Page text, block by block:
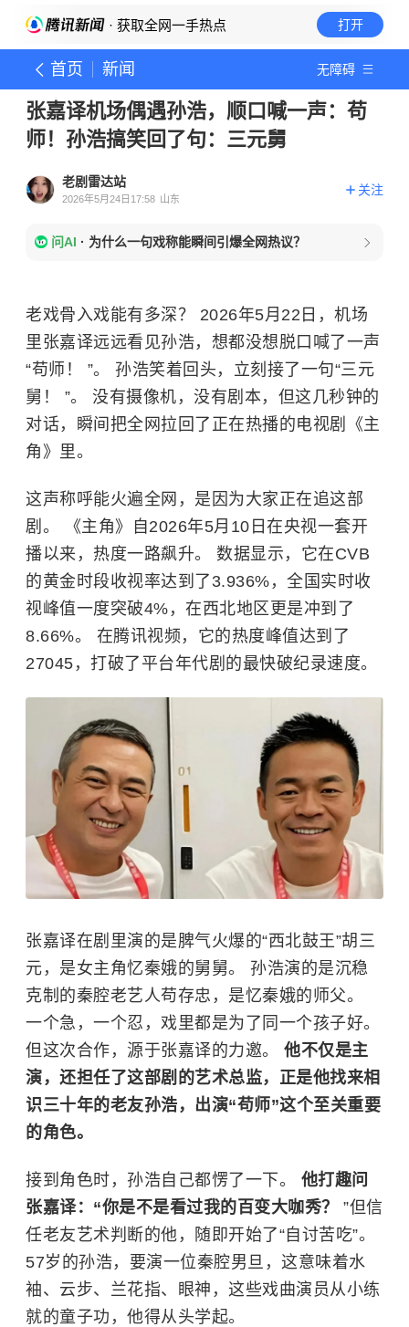
· 获取全网一手热点 打开
首页 新闻 无障碍
张嘉译机场偶遇孙浩，顺口喊一声：苟
师！孙浩搞笑回了句：三元舅
老剧雷达站
2026年5月24日17:58 山东
关注
问AI · 为什么一句戏称能瞬间引爆全网热议？
老戏骨入戏能有多深？ 2026年5月22日，机场
里张嘉译远远看见孙浩，想都没想脱口喊了一声
“苟师！ ”。 孙浩笑着回头，立刻接了一句“三元
舅！ ”。 没有摄像机，没有剧本，但这几秒钟的
对话，瞬间把全网拉回了正在热播的电视剧《主
角》里。
这声称呼能火遍全网，是因为大家正在追这部
剧。 《主角》自2026年5月10日在央视一套开
播以来，热度一路飙升。 数据显示，它在CVB
的黄金时段收视率达到了3.936%，全国实时收
视峰值一度突破4%，在西北地区更是冲到了
8.66%。 在腾讯视频，它的热度峰值达到了
27045，打破了平台年代剧的最快破纪录速度。
张嘉译在剧里演的是脾气火爆的“西北鼓王”胡三
元，是女主角忆秦娥的舅舅。 孙浩演的是沉稳
克制的秦腔老艺人苟存忠，是忆秦娥的师父。
一个急，一个忍，戏里都是为了同一个孩子好。
但这次合作，源于张嘉译的力邀。 他不仅是主
演，还担任了这部剧的艺术总监，正是他找来相
识三十年的老友孙浩，出演“苟师”这个至关重要
的角色。
接到角色时，孙浩自己都愣了一下。 他打趣问
张嘉译：“你是不是看过我的百变大咖秀？ ”但信
任老友艺术判断的他，随即开始了“自讨苦吃”。
57岁的孙浩，要演一位秦腔男旦，这意味着水
袖、云步、兰花指、眼神，这些戏曲演员从小练
就的童子功，他得从头学起。